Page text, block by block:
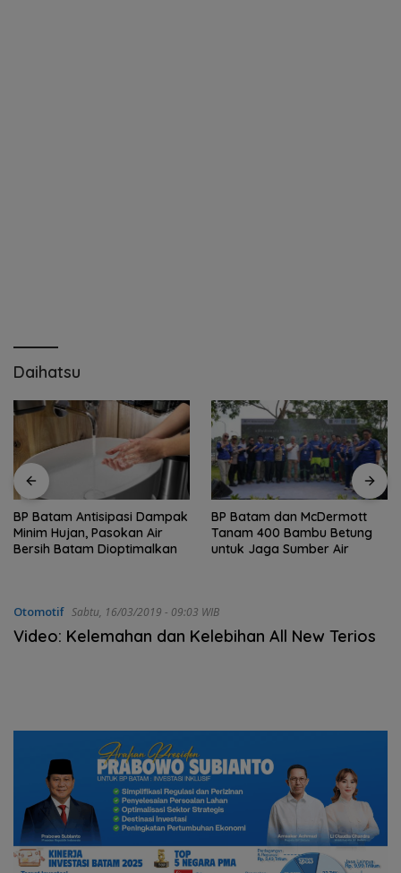
Daihatsu
BP Batam Antisipasi Dampak
Minim Hujan, Pasokan Air
Bersih Batam Dioptimalkan
BP Batam dan McDermott
Tanam 400 Bambu Betung
untuk Jaga Sumber Air
Otomotif Sabtu, 16/03/2019 - 09:03 WIB
Video: Kelemahan dan Kelebihan All New Terios